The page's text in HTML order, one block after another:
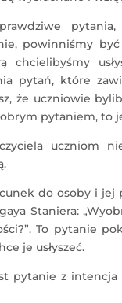
powinniśmy
chcielibyśmy
pytań, które
że uczniowie
pytaniem, to
uczniom
do osoby i
Staniera:
To pytanie
je usłyszeć.
z intencja